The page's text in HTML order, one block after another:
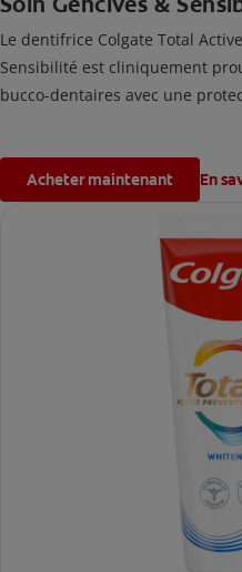
Le dentifrice Colgate Total
Sensibilité est cliniquement
bucco-dentaires avec une
d'utilisation.
Acheter maintenant En